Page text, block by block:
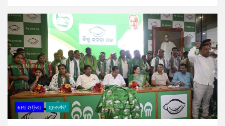
ମୋ ଓଡ଼ିଶା ରାଜନୀତି